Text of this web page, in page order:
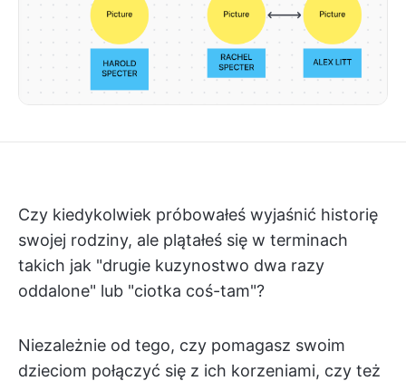
Czy kiedykolwiek próbowałeś wyjaśnić historię
swojej rodziny, ale plątałeś się w terminach
takich jak "drugie kuzynostwo dwa razy
oddalone" lub "ciotka coś-tam"?
Niezależnie od tego, czy pomagasz swoim
dzieciom połączyć się z ich korzeniami, czy też